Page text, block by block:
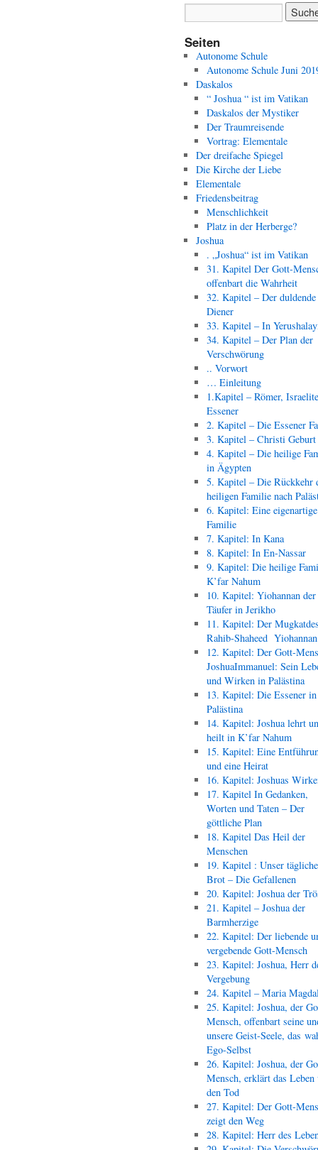
Seiten
Autonome Schule
Autonome Schule Juni
Daskalos
“ Joshua “ ist im Vatikan
Daskalos der Mystiker
Der Traumreisende
Vortrag: Elementale
Der dreifache Spiegel
Die Kirche der Liebe
Elementale
Friedensbeitrag
Menschlichkeit
Platz in der Herberge?
Joshua
. „Joshua“ ist im Vatikan
31. Kapitel Der Gott-
offenbart die Wahrheit
32. Kapitel – Der duldende
Diener
33. Kapitel – In
34. Kapitel – Der Plan der
Verschwörung
.. Vorwort
… Einleitung
1.Kapitel – Römer,
Essener
2. Kapitel – Die Essener
3. Kapitel – Christi Geburt
4. Kapitel – Die heilige
in Ägypten
5. Kapitel – Die Rückkehr
heiligen Familie nach
6. Kapitel: Eine eigenartige
Familie
7. Kapitel: In Kana
8. Kapitel: In En-Nassar
9. Kapitel: Die heilige
K’far Nahum
10. Kapitel: Yiohannan der
Täufer in Jerikho
11. Kapitel: Der
Rahib-Shaheed
12. Kapitel: Der Gott-
JoshuaImmanuel: Sein
und Wirken in Palästina
13. Kapitel: Die Essener in
Palästina
14. Kapitel: Joshua lehrt
heilt in K’far Nahum
15. Kapitel: Eine
und eine Heirat
16. Kapitel: Joshuas
17. Kapitel In Gedanken,
Worten und Taten – Der
göttliche Plan
18. Kapitel Das Heil der
Menschen
19. Kapitel : Unser
Brot – Die Gefallenen
20. Kapitel: Joshua der
21. Kapitel – Joshua der
Barmherzige
22. Kapitel: Der liebende
vergebende Gott-Mensch
23. Kapitel: Joshua, Herr
Vergebung
24. Kapitel – Maria
25. Kapitel: Joshua, der
Mensch, offenbart seine
unsere Geist-Seele, das
Ego-Selbst
26. Kapitel: Joshua, der
Mensch, erklärt das Leben
den Tod
27. Kapitel: Der Gott-
zeigt den Weg
28. Kapitel: Herr des